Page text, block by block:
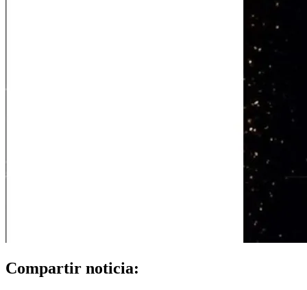
Compartir noticia: